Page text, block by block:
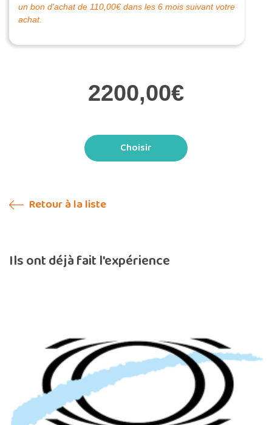
un bon d'achat de 110,00€dans les 6 mois suivant votre
achat.
2200,00€
Choisir
Retour à la liste
Ils ont déjà fait l'expérience